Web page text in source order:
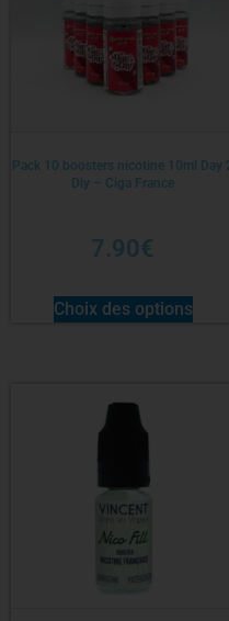
Pack 10 boosters nicotine 10ml Day
Diy – Ciga France
7.90€
Choix des options